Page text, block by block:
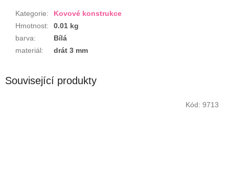
Kategorie:
Kovové konstrukce
Hmotnost:
0.01 kg
barva:
Bílá
materiál: drát 3 mm
Související produkty
Kód: 9713